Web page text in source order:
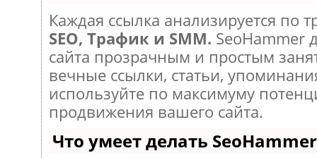
Каждая ссылка анализируется по
SEO, Трафик и SMM. SeoHammer
сайта прозрачным и простым
вечные ссылки, статьи,
используйте по максимуму
продвижения вашего сайта.
Что умеет делать SeoHammer